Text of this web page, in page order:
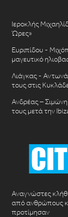
Ιεροκλής
Ώρες»
Ευριπίδου -
μαγευτικό
Λιάγκας -
τους στις
Ανδρέας –
τους μετά την
Αναγνώστες
από ανθρώπους
προτίμησαν